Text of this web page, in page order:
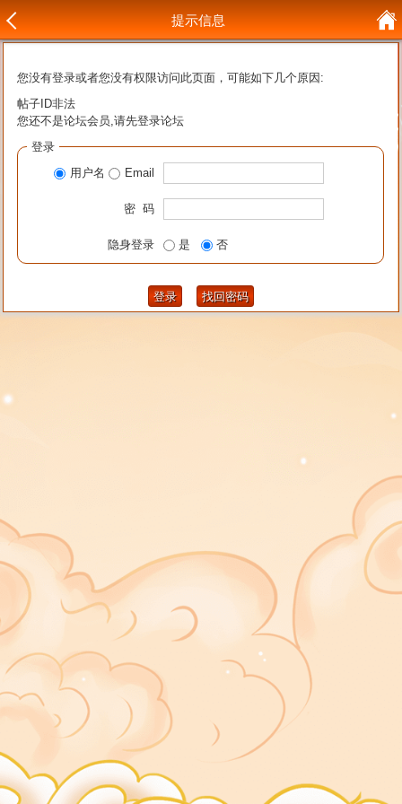
提示信息
您没有登录或者您没有权限访问此页面，可能如下几个原因:
帖子ID非法
您还不是论坛会员,请先登录论坛
登录
用户名
Email
密 码
隐身登录 是 否